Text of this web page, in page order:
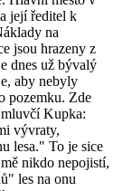
její ředitel k
na
jsou hrazeny z
dnes už bývalý
aby nebyly
pozemku. Zde
Kupka:
vývraty,
lesa." To je sice
nikdo nepojistí,
les na onu